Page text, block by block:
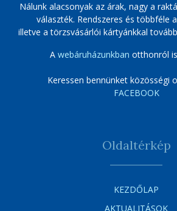
Nálunk alacsonyak az árak, nagy a
választék. Rendszeres és többféle
illetve a törzsvásárlói kártyánkkal
A webáruházunkban otthonról
Keressen bennünket közösségi
FACEBOOK
Oldaltérkép
KEZDŐLAP
AKTUALITÁSOK